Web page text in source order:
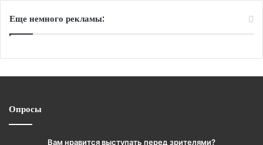
Еще немного рекламы:
Опросы
Вам нравится выступать перед зрителями?